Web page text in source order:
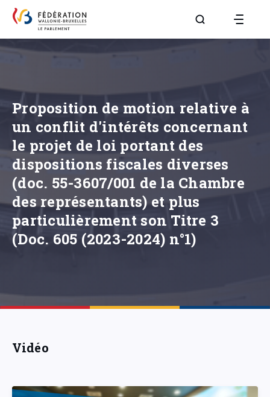
Aller à la page
Proposition de motion relative à
un conflit d'intérêts concernant
le projet de loi portant des
dispositions fiscales diverses
(doc. 55-3607/001 de la Chambre
des représentants) et plus
particulièrement son Titre 3
(Doc. 605 (2023-2024) n°1)
Vidéo